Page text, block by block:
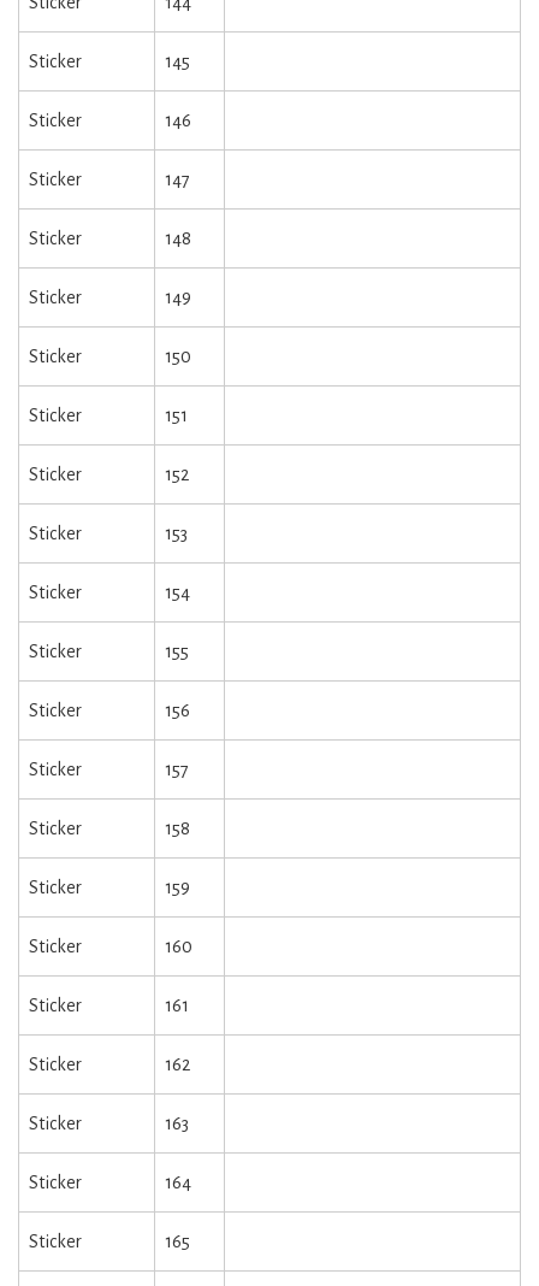
Sticker 145
Sticker 146
Sticker 147
Sticker 148
Sticker 149
Sticker 150
Sticker 151
Sticker 152
Sticker 153
Sticker 154
Sticker 155
Sticker 156
Sticker 157
Sticker 158
Sticker 159
Sticker 160
Sticker 161
Sticker 162
Sticker 163
Sticker 164
Sticker 165